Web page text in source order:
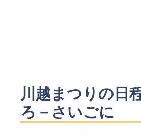
川越まつりの日
ろ－さいごに